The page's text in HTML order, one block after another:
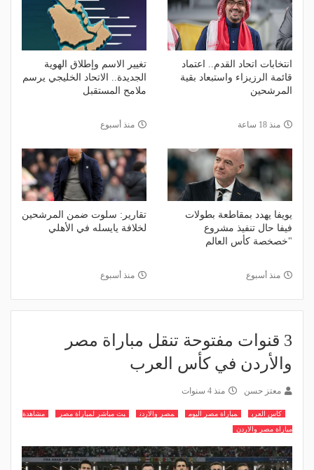
انتخابات اتحاد القدم.. اعتماد
قائمة الرزيزاء واستبعاد بقية
المرشحين
منذ 18 ساعة
تغيير الاسم وإطلاق الهوية
الجديدة.. الاتحاد الخليجي يرسم
ملامح المستقبل
منذ أسبوع
يويفا يهدد بمقاطعة بطولات
فيفا حال تنفيذ مشروع
"خصخصة كأس العالم
منذ أسبوع
تقارير: سلوت ضمن المرشحين
لخلافة يايسله في الأهلي
منذ أسبوع
3 قنوات مفتوحة تنقل مباراة مصر
والأردن في كأس العرب
معتز حسن منذ 4 سنوات
كاس العرب مباراة مصر اليوم مصر والاردن بث مباشر لمباراة مصر
مشاهدة
مباراة مصر والاردن